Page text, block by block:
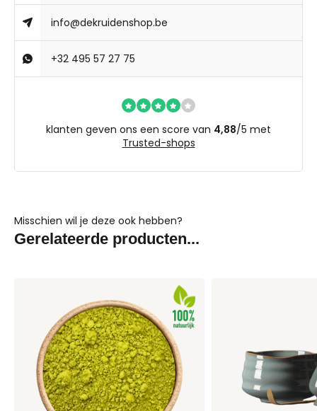
info@dekruidenshop.be
+32 495 57 27 75
klanten geven ons een score van 4,88/5 met
Trusted-shops
Misschien wil je deze ook hebben?
Gerelateerde producten...